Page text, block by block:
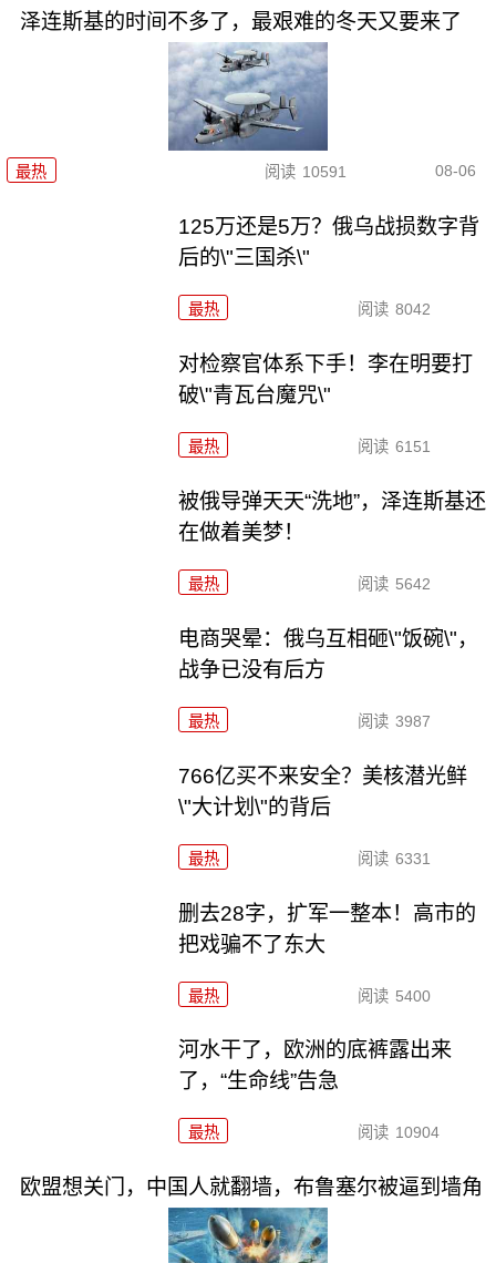
泽连斯基的时间不多了，最艰难的冬天又要来了
最热 阅读 10591 08-06
125万还是5万？俄乌战损数字背
后的\"三国杀\"
最热 阅读 8042
对检察官体系下手！李在明要打
破\"青瓦台魔咒\"
最热 阅读 6151
被俄导弹天天“洗地”，泽连斯基还
在做着美梦！
最热 阅读 5642
电商哭晕：俄乌互相砸\"饭碗\"，
战争已没有后方
最热 阅读 3987
766亿买不来安全？美核潜光鲜
\"大计划\"的背后
最热 阅读 6331
删去28字，扩军一整本！高市的
把戏骗不了东大
最热 阅读 5400
河水干了，欧洲的底裤露出来
了，“生命线”告急
最热 阅读 10904
欧盟想关门，中国人就翻墙，布鲁塞尔被逼到墙角